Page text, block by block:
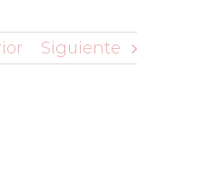
Siguiente